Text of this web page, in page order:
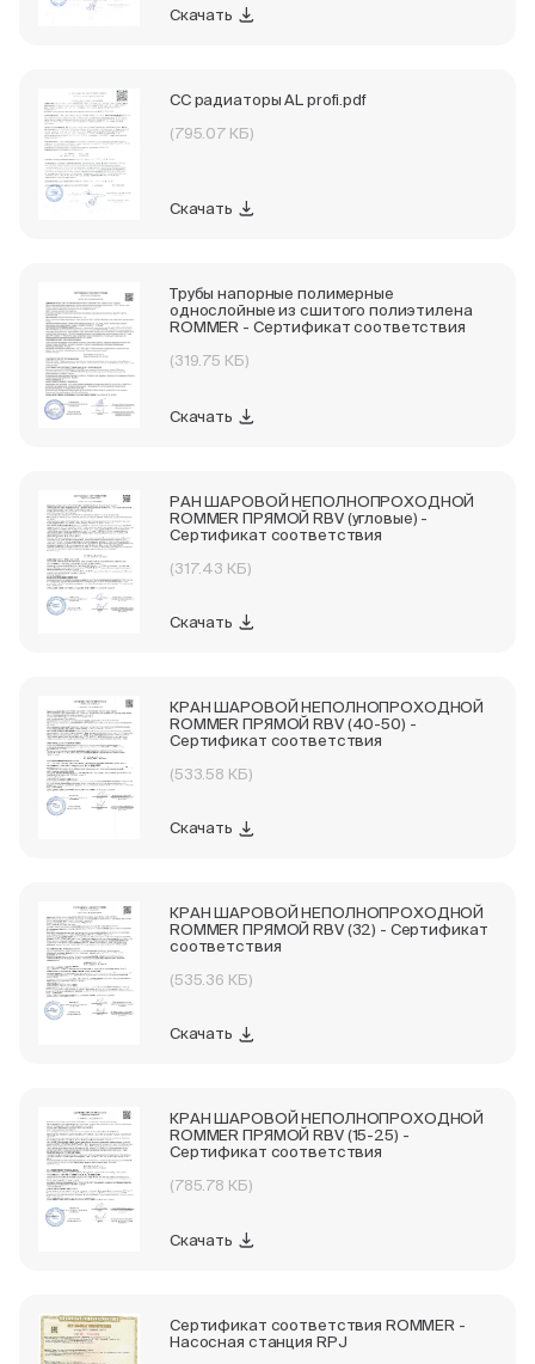
Скачать
СС радиаторы AL profi.pdf
(795.07 КБ)
Скачать
Трубы напорные полимерные
однослойные из сшитого полиэтилена
ROMMER - Сертификат соответствия
(319.75 КБ)
Скачать
РАН ШАРОВОЙ НЕПОЛНОПРОХОДНОЙ
ROMMER ПРЯМОЙ RBV (угловые) -
Сертификат соответствия
(317.43 КБ)
Скачать
КРАН ШАРОВОЙ НЕПОЛНОПРОХОДНОЙ
ROMMER ПРЯМОЙ RBV (40-50) -
Сертификат соответствия
(533.58 КБ)
Скачать
КРАН ШАРОВОЙ НЕПОЛНОПРОХОДНОЙ
ROMMER ПРЯМОЙ RBV (32) - Сертификат
соответствия
(535.36 КБ)
Скачать
КРАН ШАРОВОЙ НЕПОЛНОПРОХОДНОЙ
ROMMER ПРЯМОЙ RBV (15-25) -
Сертификат соответствия
(785.78 КБ)
Скачать
Сертификат соответствия ROMMER -
Насосная станция RPJ